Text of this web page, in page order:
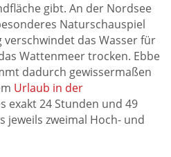
gibt. An der Nordsee
Naturschauspiel
verschwindet das Wasser für
Wattenmeer trocken. Ebbe
dadurch gewissermaßen
Urlaub in der
exakt 24 Stunden und 49
jeweils zweimal Hoch- und